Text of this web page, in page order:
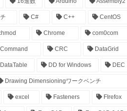
C# C++ CentOS
Chrome com0com
CRC DataGrid
DataTable DD for Windows DEC
Drawing Dimensioningワークベンチ
excel Fasteners FIrefox